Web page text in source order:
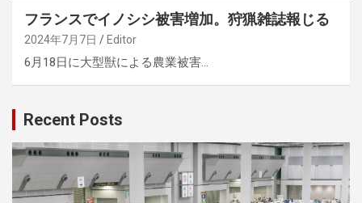
フランスでイノシシ被害増加。狩猟雑誌報じる
2024年7月7日 Editor
6月18日に大型獣による農業被害…
Recent Posts